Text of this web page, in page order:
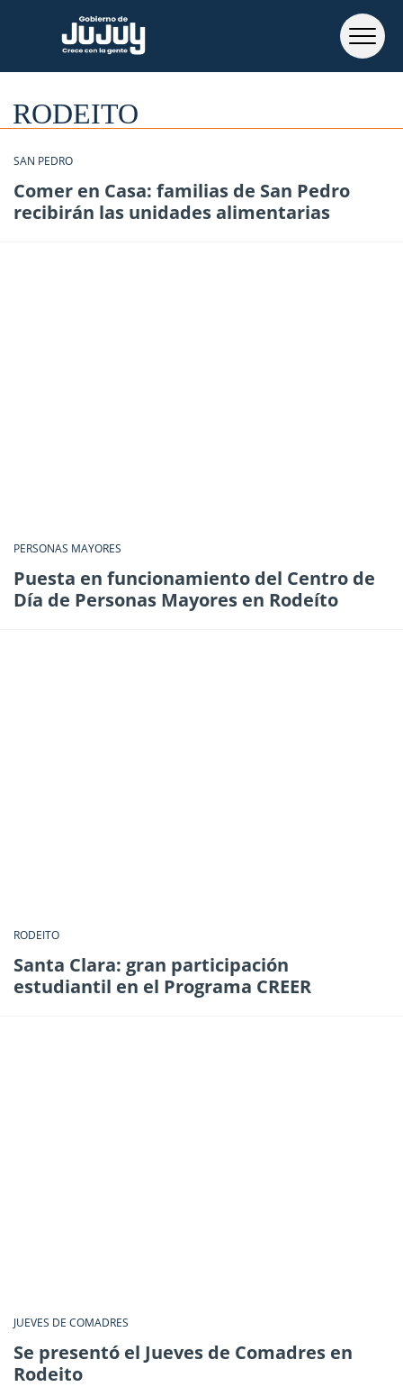
RODEITO
SAN PEDRO
Comer en Casa: familias de San Pedro
recibirán las unidades alimentarias
PERSONAS MAYORES
Puesta en funcionamiento del Centro de
Día de Personas Mayores en Rodeíto
RODEITO
Santa Clara: gran participación
estudiantil en el Programa CREER
JUEVES DE COMADRES
Se presentó el Jueves de Comadres en
Rodeito